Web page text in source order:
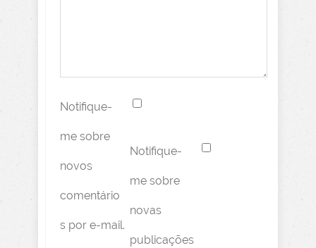
Notifique-
me sobre
novos
comentário
s por e-mail.
Notifique-
me sobre
novas
publicações